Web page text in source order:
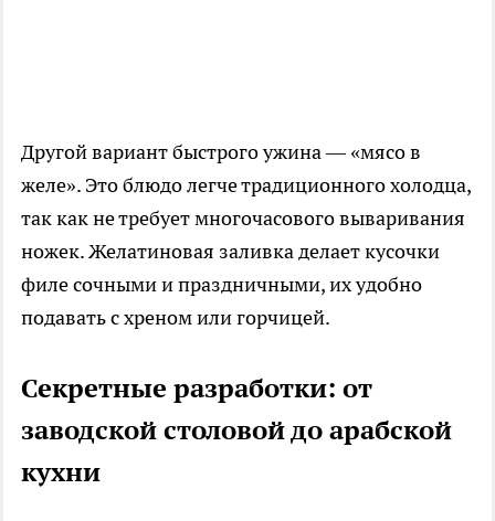
Другой вариант быстрого ужина — «мясо в
желе». Это блюдо легче традиционного холодца,
так как не требует многочасового вываривания
ножек. Желатиновая заливка делает кусочки
филе сочными и праздничными, их удобно
подавать с хреном или горчицей.
Секретные разработки: от
заводской столовой до арабской
кухни